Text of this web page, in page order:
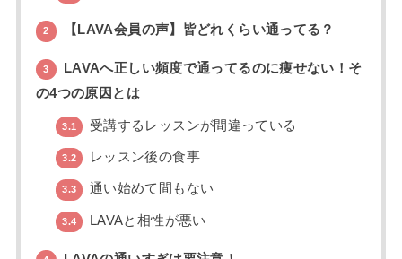
2 【LAVA会員の声】皆どれくらい通ってる？
3
LAVAへ正しい頻度で通ってるのに痩せない！そ
の4つの原因とは
3.1 受講するレッスンが間違っている
3.2 レッスン後の食事
3.3 通い始めて間もない
3.4 LAVAと相性が悪い